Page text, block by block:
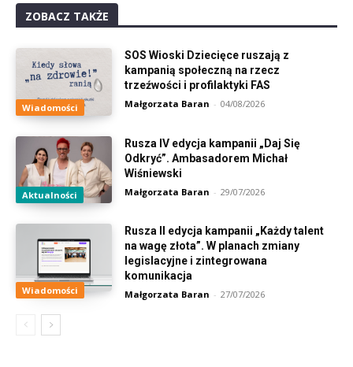
ZOBACZ TAKŻE
Wiadomości
SOS Wioski Dziecięce ruszają z
kampanią społeczną na rzecz
trzeźwości i profilaktyki FAS
Małgorzata Baran - 04/08/2026
Aktualności
Rusza IV edycja kampanii „Daj Się
Odkryć”. Ambasadorem Michał
Wiśniewski
Małgorzata Baran - 29/07/2026
Wiadomości
Rusza II edycja kampanii „Każdy talent
na wagę złota”. W planach zmiany
legislacyjne i zintegrowana
komunikacja
Małgorzata Baran - 27/07/2026